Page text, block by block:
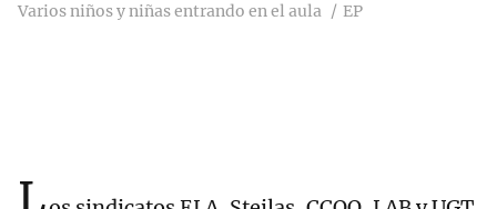
Varios niños y niñas entrando en el aula EP